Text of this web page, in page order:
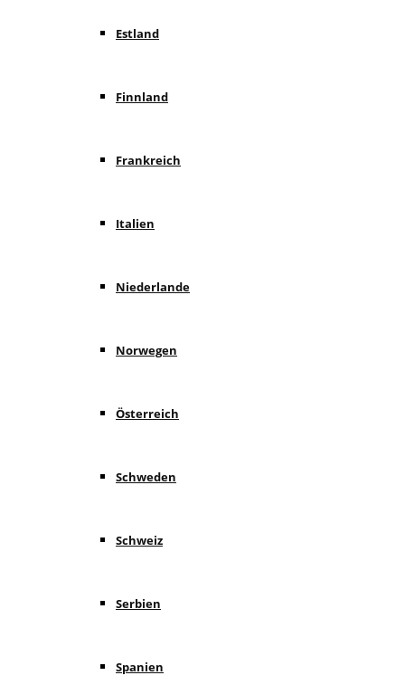
Estland
Finnland
Frankreich
Italien
Niederlande
Norwegen
Österreich
Schweden
Schweiz
Serbien
Spanien